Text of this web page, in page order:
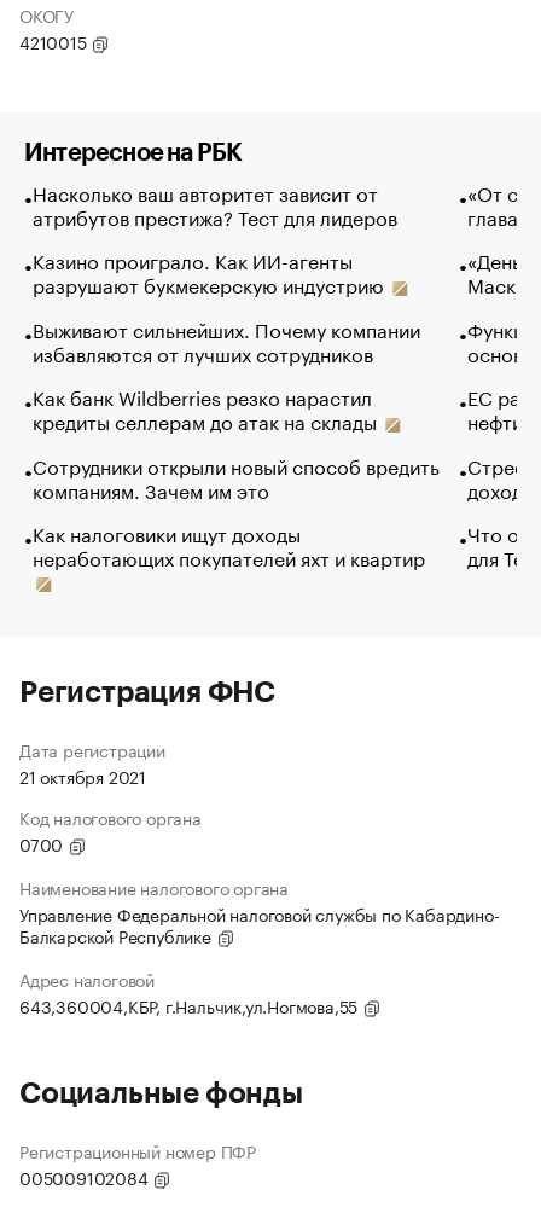
ОКОГУ
4210015
Интересное на РБК
Насколько ваш авторитет зависит от
атрибутов престижа? Тест для лидеров
Казино проиграло. Как ИИ-агенты
разрушают букмекерскую индустрию
Выживают сильнейших. Почему компании
избавляются от лучших сотрудников
Как банк Wildberries резко нарастил
кредиты селлерам до атак на склады
Сотрудники открыли новый способ вредить
компаниям. Зачем им это
Как налоговики ищут доходы
неработающих покупателей яхт и квартир
«От
глава
Маск в
основ
ЕС
нефти
Что
для
Регистрация ФНС
Дата регистрации
21 октября 2021
Код налогового органа
0700
Наименование налогового органа
Управление Федеральной налоговой службы по Кабардино-
Балкарской Республике
Адрес налоговой
643,360004,КБР, г.Нальчик,ул.Ногмова,55
Социальные фонды
Регистрационный номер ПФР
005009102084